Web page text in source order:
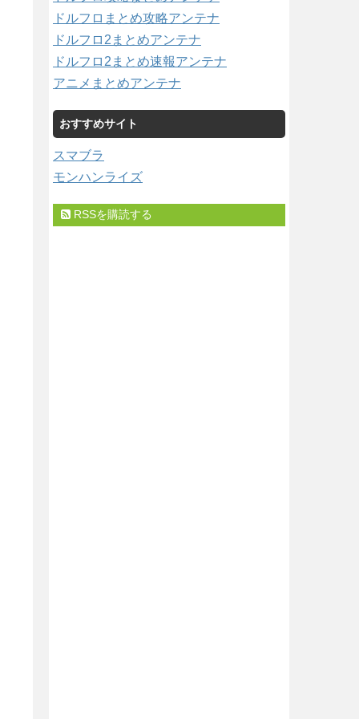
ドルフロまとめ攻略アンテナ
ドルフロ2まとめアンテナ
ドルフロ2まとめ速報アンテナ
アニメまとめアンテナ
おすすめサイト
スマブラ
モンハンライズ
RSSを購読する